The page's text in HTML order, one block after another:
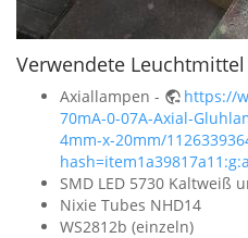
Verwendete Leuchtmittel
Axiallampen -
https://
70mA-0-07A-Axial-
4mm-x-20mm/
SMD LED 5730 Kaltweiß
Nixie Tubes NHD14
WS2812b (einzeln)